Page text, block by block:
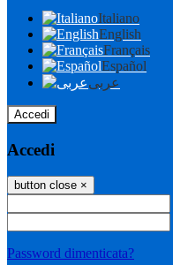
Italiano
English
Français
Español
عربى
Accedi
Accedi
button close ×
Password dimenticata?